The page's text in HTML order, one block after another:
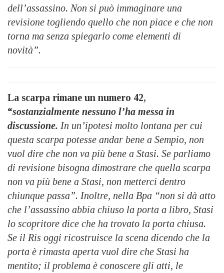
dell’assassino. Non si può immaginare una
revisione togliendo quello che non piace e che non
torna ma senza spiegarlo come elementi di
novità”.
La scarpa rimane un numero 42,
“sostanzialmente nessuno l’ha messa in
discussione. In un’ipotesi molto lontana per cui
questa scarpa potesse andar bene a Sempio, non
vuol dire che non va più bene a Stasi. Se parliamo
di revisione bisogna dimostrare che quella scarpa
non va più bene a Stasi, non metterci dentro
chiunque passa”. Inoltre, nella Bpa “non si dà atto
che l’assassino abbia chiuso la porta a libro, Stasi
lo scopritore dice che ha trovato la porta chiusa.
Se il Ris oggi ricostruisce la scena dicendo che la
porta è rimasta aperta vuol dire che Stasi ha
mentito; il problema è conoscere gli atti, le